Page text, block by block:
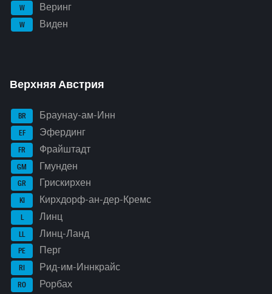
W Веринг
W Виден
Верхняя Австрия
BR Браунау-ам-Инн
EF Эфердинг
FR Фрайштадт
GM Гмунден
GR Грискирхен
KI Кирхдорф-ан-дер-Кремс
L Линц
LL Линц-Ланд
PE Перг
RI Рид-им-Иннкрайс
RO Рорбах